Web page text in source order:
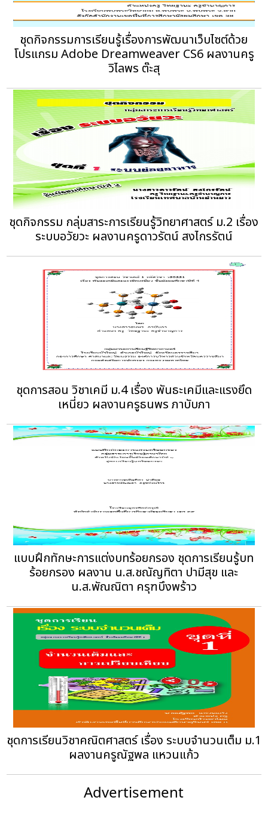
ชุดกิจกรรมการเรียนรู้เรื่องการพัฒนาเว็บไซต์ด้วย
โปรแกรม Adobe Dreamweaver CS6 ผลงานครู
วิไลพร ต๊ะสุ
ชุดกิจกรรม กลุ่มสาระการเรียนรู้วิทยาศาสตร์ ม.2 เรื่อง
ระบบอวัยวะ ผลงานครูดาวรัตน์ สงไกรรัตน์
ชุดการสอน วิชาเคมี ม.4 เรื่อง พันธะเคมีและแรงยึด
เหนี่ยว ผลงานครูธนพร ภาบับภา
แบบฝึกทักษะการแต่งบทร้อยกรอง ชุดการเรียนรู้บท
ร้อยกรอง ผลงาน น.ส.ชณัญทิตา ปามีสุข และ
น.ส.พัณณิตา ครุฑบึงพร้าว
ชุดการเรียนวิชาคณิตศาสตร์ เรื่อง ระบบจำนวนเต็ม ม.1
ผลงานครูณัฐพล แหวนแก้ว
Advertisement